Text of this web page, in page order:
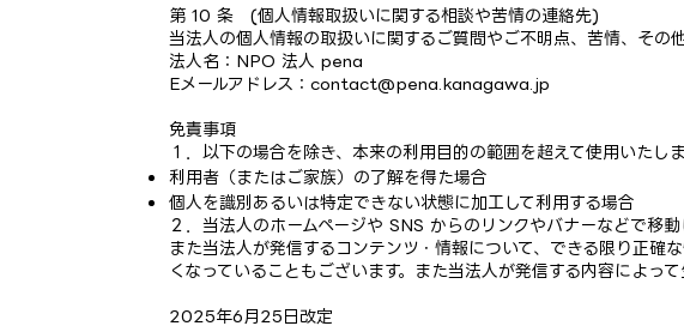
第 10 条 (個人情報取扱いに関する相談や苦情の連絡先)
当法人の個人情報の取扱いに関するご質問やご不明点、苦情、その
法人名：NPO 法人 pena
Eメールアドレス：contact@pena.kanagawa.jp
免責事項
１．以下の場合を除き、本来の利用目的の範囲を超えて使用いたしま
利用者（またはご家族）の了解を得た場合
個人を識別あるいは特定できない状態に加工して利用する場合
２．当法人のホームページや SNS からのリンクやバナーなどで移
また当法人が発信するコンテンツ・情報について、できる限り正
くなっていることもございます。また当法人が発信する内容によっ
2025年6月25日改定